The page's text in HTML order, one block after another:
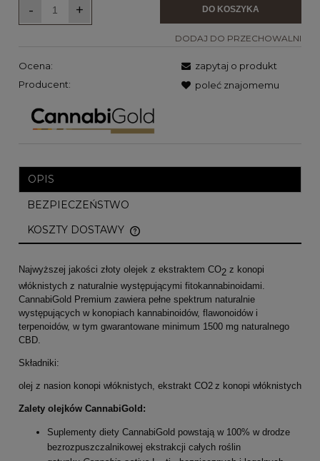
- + DO KOSZYKA
DODAJ DO PRZECHOWALNI
Ocena:
Producent:
zapytaj o produkt
poleć znajomemu
OPIS
BEZPIECZEŃSTWO
KOSZTY DOSTAWY
CENA NIE ZAWIERA EWENTUALNYCH KOSZTÓW
Najwyższej jakości złoty olejek z ekstraktem CO2 z konopi
włóknistych z naturalnie występującymi fitokannabinoidami.
CannabiGold Premium zawiera pełne spektrum naturalnie
występujących w konopiach kannabinoidów, flawonoidów i
terpenoidów, w tym gwarantowane minimum 1500 mg naturalnego
CBD.
Składniki:
olej z nasion konopi włóknistych, ekstrakt CO2 z konopi włóknistych
Zalety olejków CannabiGold:
Suplementy diety CannabiGold powstają w 100% w drodze
bezrozpuszczalnikowej ekstrakcji całych roślin